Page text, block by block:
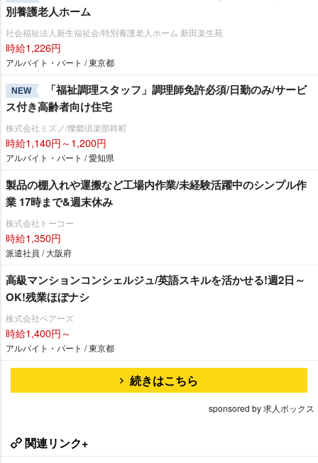
別養護老人ホーム
社会福祉法人新生福祉会/特別養護老人ホーム 新田楽生苑
時給1,226円
アルバイト・パート / 東京都
NEW
「福祉調理スタッフ」調理師免許必須/日勤のみ/サービ
ス付き高齢者向け住宅
株式会社ミズノ/燦郷倶楽部柊町
時給1,140円～1,200円
アルバイト・パート / 愛知県
製品の棚入れや運搬など工場内作業/未経験活躍中のシンプル作
業 17時まで&週末休み
株式会社トーコー
時給1,350円
派遣社員 / 大阪府
高級マンションコンシェルジュ/英語スキルを活かせる!週2日～
OK!残業ほぼナシ
株式会社ベアーズ
時給1,400円～
アルバイト・パート / 東京都
続きはこちら
sponsored by 求人ボックス
関連リンク+